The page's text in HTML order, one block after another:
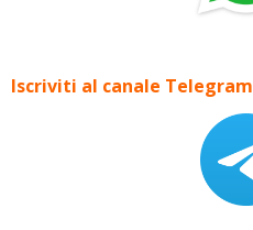
Iscriviti al canale Telegram